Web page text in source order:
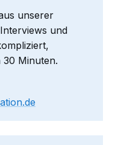
unserer
und
Minuten.